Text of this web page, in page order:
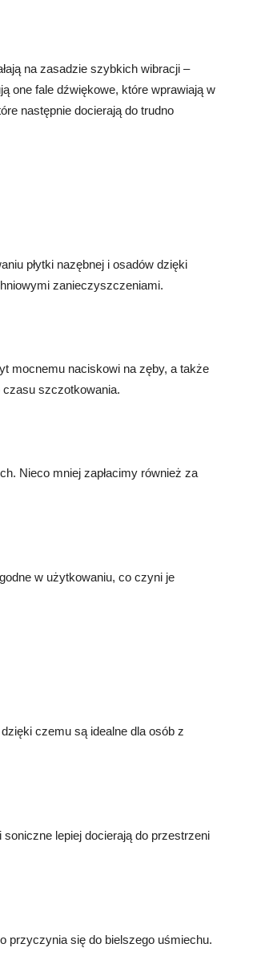
na zasadzie szybkich wibracji –
one fale dźwiękowe, które wprawiają w
następnie docierają do trudno
płytki nazębnej i osadów dzięki
zanieczyszczeniami.
mocnemu naciskowi na zęby, a także
czasu szczotkowania.
Nieco mniej zapłacimy również za
w użytkowaniu, co czyni je
czemu są idealne dla osób z
lepiej docierają do przestrzeni
przyczynia się do bielszego uśmiechu.